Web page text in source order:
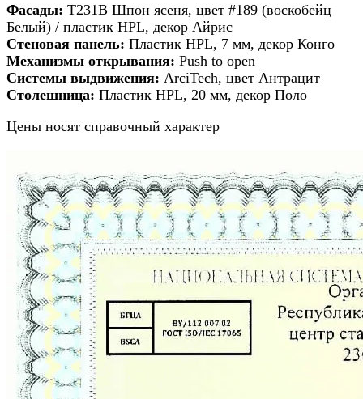
Фасады: Т231В Шпон ясеня, цвет #189 (воскобейц
Белый) / пластик HPL, декор Айрис
Стеновая панель: Пластик HPL, 7 мм, декор Конго
Механизмы открывания: Push to open
Системы выдвижения: ArciTech, цвет Антрацит
Столешница: Пластик HPL, 20 мм, декор Поло
Цены носят справочный характер